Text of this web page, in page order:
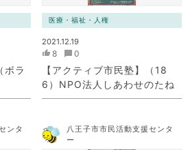
ボラ
医療・福祉・人権
2021.12.19
8 0
【アクティブ市民塾】（18
6）NPO法人しあわせのたね
ンタ
八王子市市民活動支援センタ
ー